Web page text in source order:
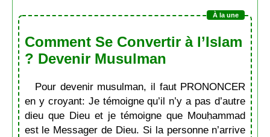
Comment Se Convertir à l’Islam
? Devenir Musulman
Pour devenir musulman, il faut PRONONCER
en y croyant: Je témoigne qu’il n’y a pas d’autre
dieu que Dieu et je témoigne que Mouḥammad
est le Messager de Dieu. Si la personne n’arrive